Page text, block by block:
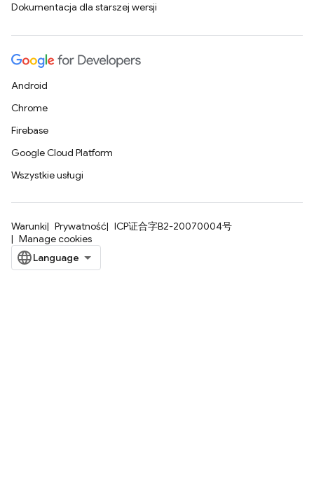
Dokumentacja dla starszej wersji
Android
Chrome
Firebase
Google Cloud Platform
Wszystkie usługi
Warunki Prywatność
ICP证合字B2-20070004号
Manage cookies